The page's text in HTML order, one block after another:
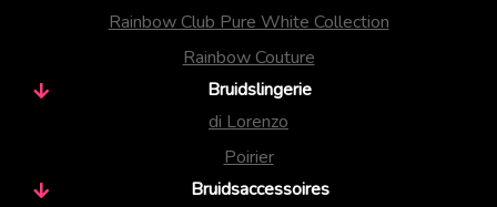
Rainbow Club Pure White Collection
Rainbow Couture
Bruidslingerie
di Lorenzo
Poirier
Bruidsaccessoires